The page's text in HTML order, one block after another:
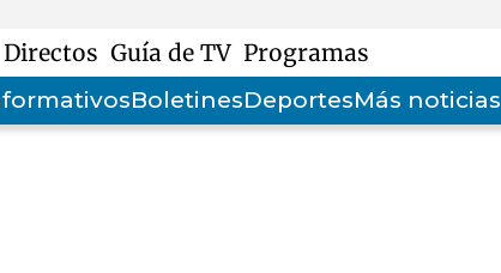
Directos Guía de TV Programas
BoletinesDeportesMás noticias